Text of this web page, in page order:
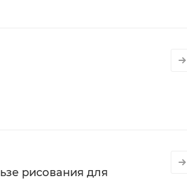
рисования для